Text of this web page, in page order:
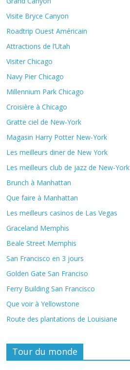
Visite Bryce Canyon
Roadtrip Ouest Américain
Attractions de l’Utah
Visiter Chicago
Navy Pier Chicago
Millennium Park Chicago
Croisière à Chicago
Gratte ciel de New-York
Magasin Harry Potter New-York
Les meilleurs diner de New York
Les meilleurs club de jazz de New-York
Brunch à Manhattan
Que faire à Manhattan
Les meilleurs casinos de Las Vegas
Graceland Memphis
Beale Street Memphis
San Francisco en 3 jours
Golden Gate San Franciso
Ferry Building San Francisco
Que voir à Yellowstone
Route des plantations de Louisiane
Tour du monde